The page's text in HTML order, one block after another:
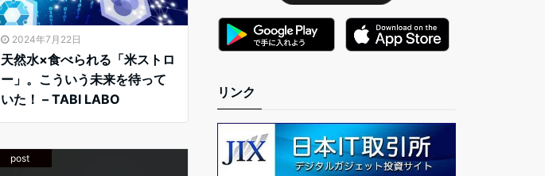
2024年7月22日
天然水×食べられる「米ストロ
ー」。こういう未来を待って
いた！ – TABI LABO
post
リンク